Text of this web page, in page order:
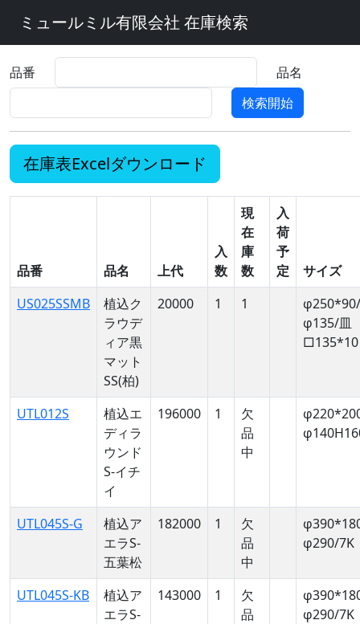
ミュールミル有限会社 在庫検索
品番
品名
検索開始
在庫表Excelダウンロード
品番 品名 上代
入
数
現
在
庫
数
入
荷
予
定
サイズ
US025SSMB
植込ク
ラウデ
ィア黒
マット
SS(柏)
20000 1 1
φ135/皿
□135*10
UTL012S
植込エ
ディラ
ウンド
S-イチ
イ
196000 1
欠
品
中
UTL045S-G
植込ア
エラS-
五葉松
182000 1
欠
品
中
φ290/7K
UTL045S-KB
植込ア
エラS-
143000 1
欠
品
φ290/7K